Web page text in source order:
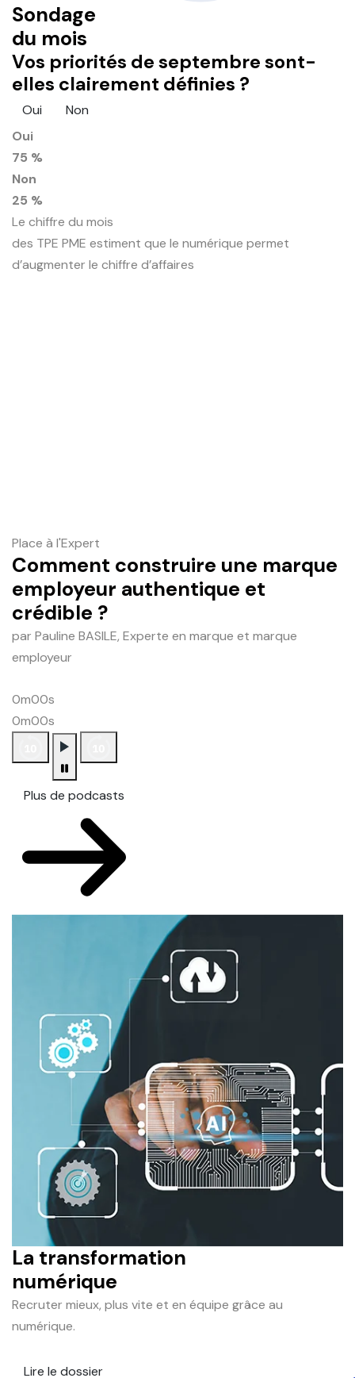
Sondage
du mois
Vos priorités de septembre sont-
elles clairement définies ?
Oui
Non
Oui
75 %
Non
25 %
Le chiffre du mois
des TPE PME estiment que le numérique permet
d’augmenter le chiffre d’affaires
Place à l'Expert
Comment construire une marque
employeur authentique et
crédible ?
par Pauline BASILE, Experte en marque et marque
employeur
0m00s
0m00s
Plus de podcasts
La transformation
numérique
Recruter mieux, plus vite et en équipe grâce au
numérique.
Lire le dossier